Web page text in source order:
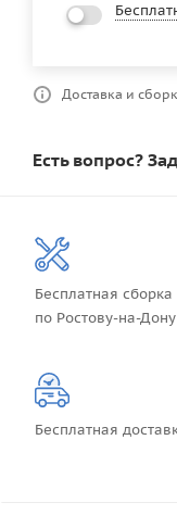
Доставка и
Есть вопрос?
Бесплатная сборка
по Ростову-на-Дону
Бесплатная